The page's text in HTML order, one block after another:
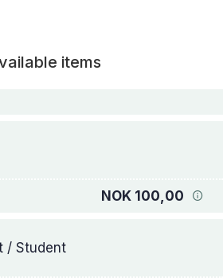
items
NOK 100,00
/ Student